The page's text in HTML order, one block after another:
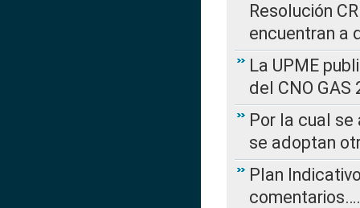
Resolución
encuentran a
La UPME
del CNO
Por la cual
se adoptan
Plan